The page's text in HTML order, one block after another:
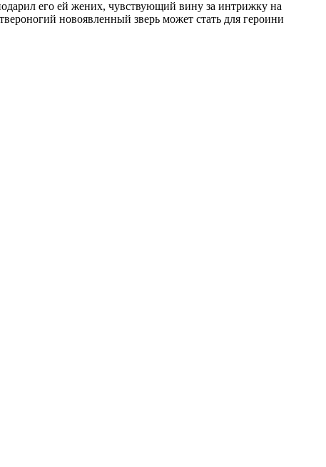
его ей жених, чувствующий вину за интрижку на
новоявленный зверь может стать для героини